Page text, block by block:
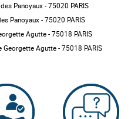
Panoyaux - 75020 PARIS
Panoyaux - 75020 PARIS
Agutte - 75018 PARIS
Agutte - 75018 PARIS